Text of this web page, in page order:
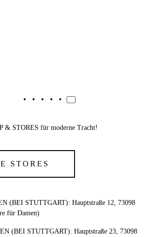
& STORES für moderne Tracht!
STORES
(BEI STUTTGART): Hauptstraße 12, 73098
für Damen)
(BEI STUTTGART): Hauptstraße 23, 73098